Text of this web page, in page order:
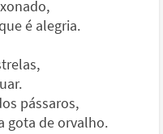
é alegria.
pássaros,
gota de orvalho.